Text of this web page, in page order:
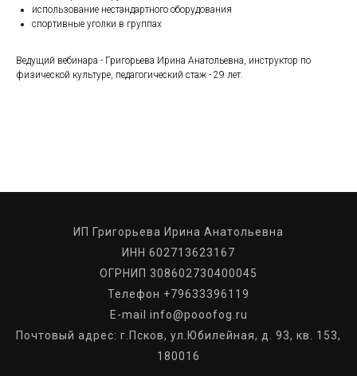
использование нестандартного оборудования
спортивные уголки в группах
Ведущий вебинара - Григорьева Ирина Анатольевна, инструктор по
физической культуре, педагогический стаж - 29 лет.
ИП Григорьева Ирина Анатольевна
ИНН 602713623167
ОГРНИП 308602730400045
Телефон +79633396119
E-mail info@pooofog.ru
Почтовый адрес: г.Псков, ул.Юбилейная, д. 93, кв. 153,
180016